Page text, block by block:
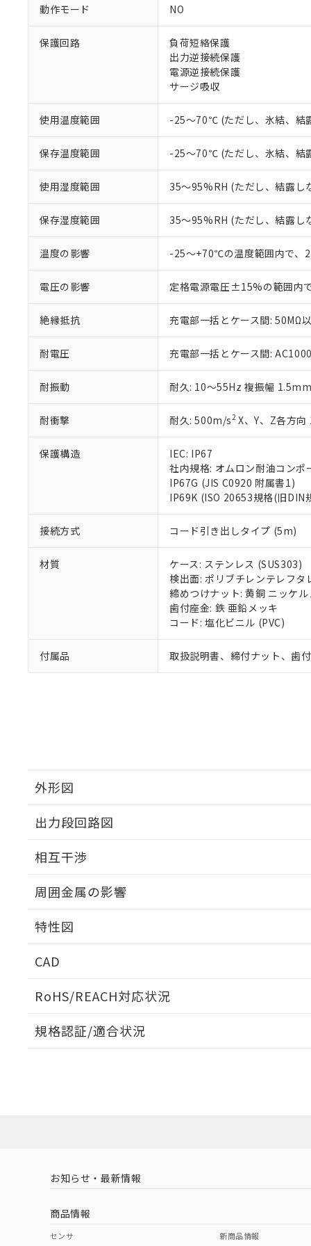
動作モード NO
保護回路
負荷短絡保護
出力逆接続保護
電源逆接続保護
サージ吸収
使用温度範囲 -25～70℃ (ただし、氷結、結
保存温度範囲 -25～70℃ (ただし、氷結、結
使用湿度範囲 35～95%RH (ただし、結露し
保存湿度範囲 35～95%RH (ただし、結露し
温度の影響 -25～+70℃の温度範囲内で
電圧の影響 定格電源電圧±15%の範囲内
絶縁抵抗 充電部一括とケース間: 50MΩ
耐電圧 充電部一括とケース間:
耐振動 耐久: 10～55Hz 複振幅
耐衝撃 耐久: 500m/s2X、Y、Z各方向
保護構造
IEC: IP67
社内規格: オムロン耐油コンポ
IP67G (JIS C0920 附属書1)
IP69K (ISO 20653規格(旧DIN
接続方式 コード引き出しタイプ (5m)
材質
ケース: ステンレス (SUS303)
検出面: ポリブチレンテレフタ
締めつけナット: 黄銅 ニッケル
歯付座金: 鉄 亜鉛メッキ
コード: 塩化ビニル (PVC)
付属品 取扱説明書、締付ナット、歯
外形図
出力段回路図
相互干渉
周囲金属の影響
l: 15mm以上、φd: 40mm以上、D: 15mm以上、m: 24mm
特性図
検出領域
CAD
RoHS/REACH対応状況
EU RoHS 注意事項・凡例
中国 RoHS 注意事項・凡例
中国 RoHS表
規格認証/適合状況
（イギリス
（ノルウェー
以下の条件をお読
当社制御機
在庫状況お
のであり、
正式な納期
当社販売員
オムロン制御
在庫状況お
す。
ている必要
お客様が当
さい。
※当社の共同
いる法人を
仕入先様の事情に
があります。
*EU RoHS指令（10物質
フタル酸ビス(2-エチル
ル（DBP） 1000ppm以
但し、RoHS指令で産業
フタル酸エステル類の
※2 対応予定月
部品在庫の切り替
下記の非含有証明
EU RoHS指令（
51物質の非含有証
※本証明書は発行
混在することから
既に当社にて対応
※1 中国
「○」：最大均質
「×」：最大均質
Pb(鉛) :1000ppm、 Hg(
DEHP(フタル酸ビス(2-
※2 環境保護使
「ｅ」：有害物質
「10」：通常の使
味します。
などの必要
当社は規制
当社は貴社
置等に一切使
また当社は
たしません。
号
○ 一定数
△ 一定数
－
在庫な
機器販
空
白
受注生
お知らせ・最新情報
商品情報
センサ
新商品情報